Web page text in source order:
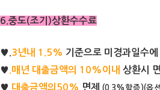
6.중도(조기)상환수수료
♥. 3년내 1.5% 기준으로 미경과일수
♥ .매년 대출금액의 10%이내 상환시
♥. 대출금액의50% 면제 (0.3%할증)(옵